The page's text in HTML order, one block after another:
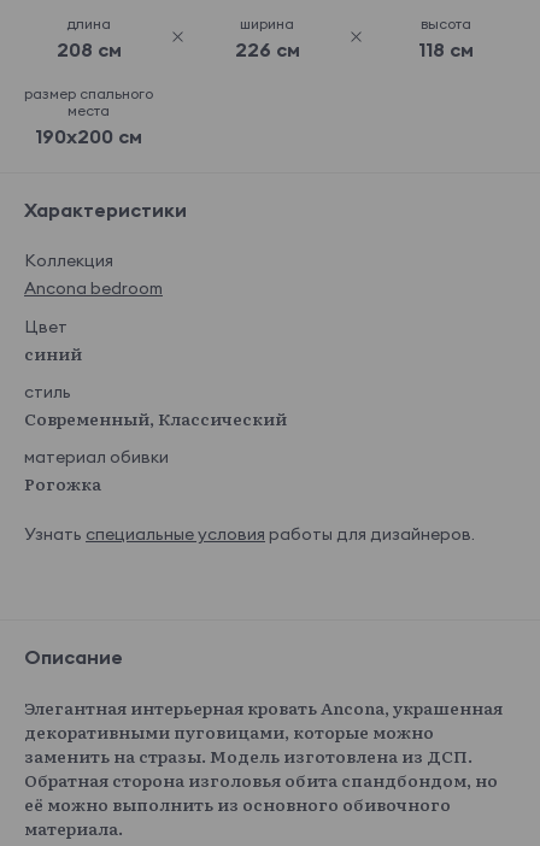
длина
208 см
ширина
226 см
высота
118 см
размер спального
места
190x200 см
Характеристики
Коллекция
Ancona bedroom
Цвет
синий
стиль
Современный, Классический
материал обивки
Рогожка
Узнать специальные условия работы для дизайнеров.
Описание
Элегантная интерьерная кровать Ancona, украшенная
декоративными пуговицами, которые можно
заменить на стразы. Модель изготовлена из ДСП.
Обратная сторона изголовья обита спандбондом, но
её можно выполнить из основного обивочного
материала.